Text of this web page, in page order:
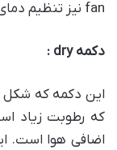
fan نیز تنظیم دمای کولر امکان پذیر نیست.
دکمهdry :
این دکمه که شکل
اضافی هوا است.